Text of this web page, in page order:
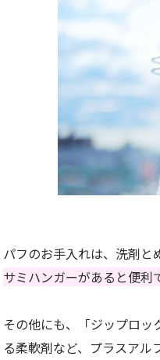
パフのお手入れは、洗剤と
サミハンガーがあると便利
その他にも、「ジップロ
る柔軟剤など、プラスアル